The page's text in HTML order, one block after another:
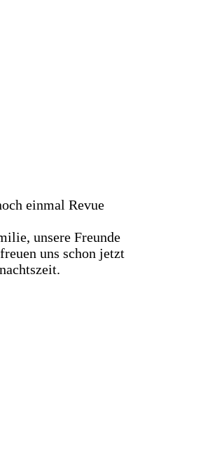
einmal Revue
unsere Freunde
uns schon jetzt